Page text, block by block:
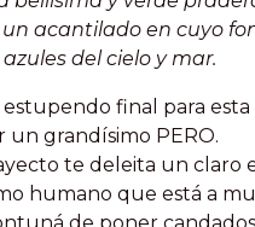
acantilado en cuyo
del cielo y mar.
estupendo final para
un grandísimo PERO.
te deleita un claro
humano que está a